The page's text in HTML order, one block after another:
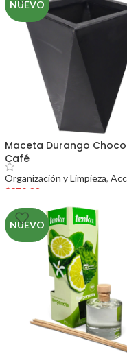
NUEVO
Maceta Durango
Café
Organización y Limpieza,
$379.00
NUEVO